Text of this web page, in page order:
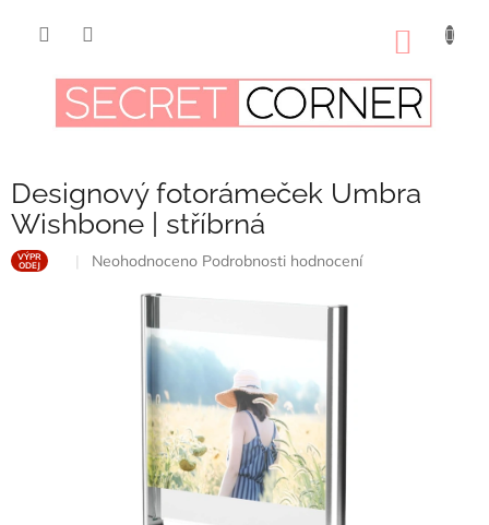
Designový fotorámeček Umbra
Wishbone | stříbrná
VÝPR
ODEJ
Průměrné
produktu
hvězdiček.
Neohodnoceno Podrobnosti hodnocení